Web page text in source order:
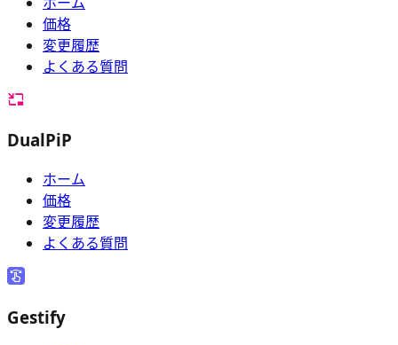
価格
変更履歴
よくある質問
DualPiP
ホーム
価格
変更履歴
よくある質問
Gestify